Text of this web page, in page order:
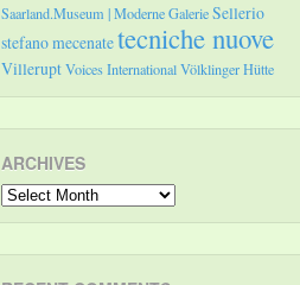
Saarland.Museum | Moderne GalerieSellerio
stefano mecenatetecniche nuove
VilleruptVoices InternationalVölklinger Hütte
ARCHIVES
Archives